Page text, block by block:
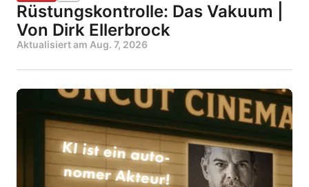
Rüstungskontrolle: Das Vakuum |
Von Dirk Ellerbrock
Aktualisiert am Aug. 7, 2026